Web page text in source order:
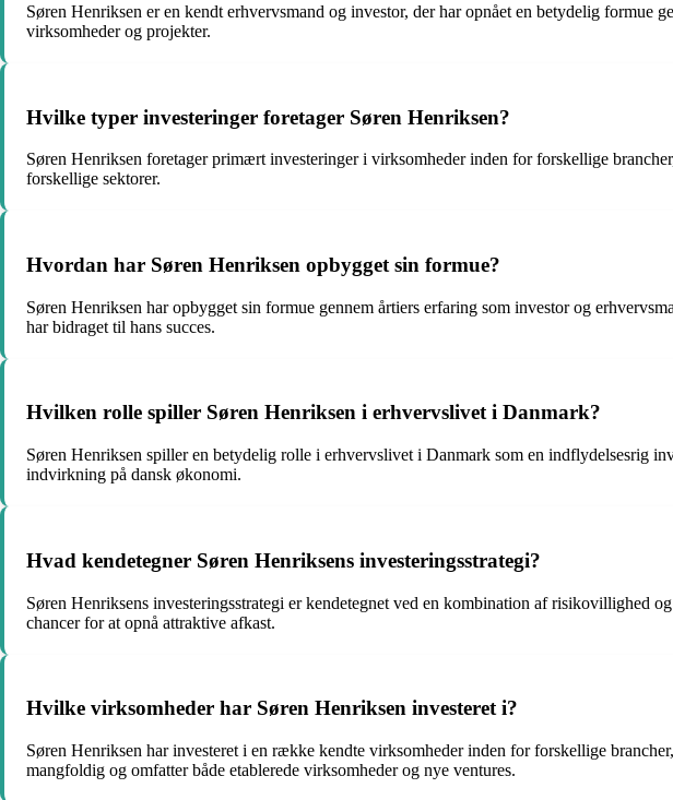
Søren Henriksen er en kendt erhvervsmand og investor, der har opnået en betydelig
virksomheder og projekter.
Hvilke typer investeringer foretager Søren Henriksen?
Søren Henriksen foretager primært investeringer i virksomheder inden for forskellige
forskellige sektorer.
Hvordan har Søren Henriksen opbygget sin formue?
Søren Henriksen har opbygget sin formue gennem årtiers erfaring som investor og
har bidraget til hans succes.
Hvilken rolle spiller Søren Henriksen i erhvervslivet i Danmark?
Søren Henriksen spiller en betydelig rolle i erhvervslivet i Danmark som en indflydelsesrig
indvirkning på dansk økonomi.
Hvad kendetegner Søren Henriksens investeringsstrategi?
Søren Henriksens investeringsstrategi er kendetegnet ved en kombination af risikovillighed
chancer for at opnå attraktive afkast.
Hvilke virksomheder har Søren Henriksen investeret i?
Søren Henriksen har investeret i en række kendte virksomheder inden for forskellige
mangfoldig og omfatter både etablerede virksomheder og nye ventures.